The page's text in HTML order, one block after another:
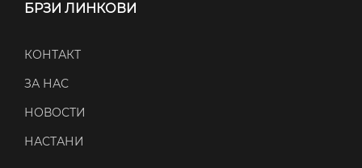
БРЗИ ЛИНКОВИ
КОНТАКТ
ЗА НАС
НОВОСТИ
НАСТАНИ